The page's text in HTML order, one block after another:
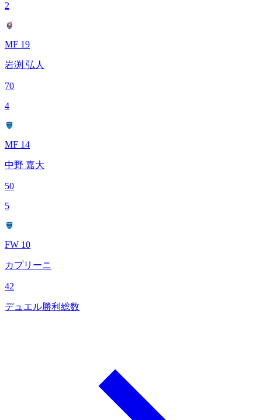
2
MF 19
岩渕 弘人
70
4
MF 14
中野 嘉大
50
5
FW 10
カプリーニ
42
デュエル勝利総数